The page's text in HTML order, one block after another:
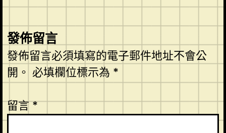
發佈留言
發佈留言必須填寫的電子郵件地址不會公
開。 必填欄位標示為 *
留言*